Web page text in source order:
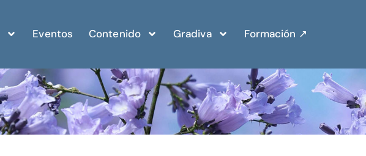
Eventos Contenido Gradiva Formación ↗︎